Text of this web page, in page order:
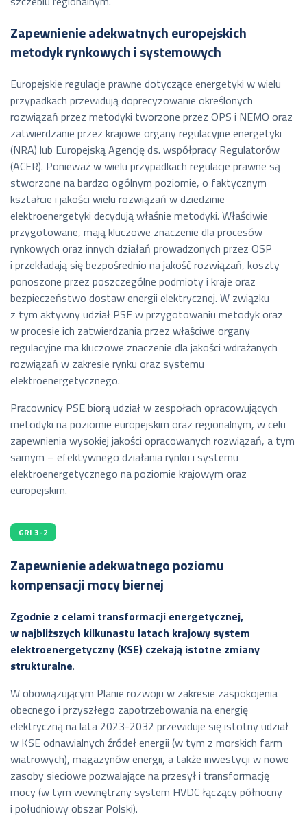
Zapewnienie adekwatnych europejskich
metodyk rynkowych i systemowych
Europejskie regulacje prawne dotyczące energetyki w wielu
przypadkach przewidują doprecyzowanie określonych
rozwiązań przez metodyki tworzone przez OPS i NEMO oraz
zatwierdzanie przez krajowe organy regulacyjne energetyki
(NRA) lub Europejską Agencję ds. współpracy Regulatorów
(ACER). Ponieważ w wielu przypadkach regulacje prawne są
stworzone na bardzo ogólnym poziomie, o faktycznym
kształcie i jakości wielu rozwiązań w dziedzinie
elektroenergetyki decydują właśnie metodyki. Właściwie
przygotowane, mają kluczowe znaczenie dla procesów
rynkowych oraz innych działań prowadzonych przez OSP
i przekładają się bezpośrednio na jakość rozwiązań, koszty
ponoszone przez poszczególne podmioty i kraje oraz
bezpieczeństwo dostaw energii elektrycznej. W związku
z tym aktywny udział PSE w przygotowaniu metodyk oraz
w procesie ich zatwierdzania przez właściwe organy
regulacyjne ma kluczowe znaczenie dla jakości wdrażanych
rozwiązań w zakresie rynku oraz systemu
elektroenergetycznego.
Pracownicy PSE biorą udział w zespołach opracowujących
metodyki na poziomie europejskim oraz regionalnym, w celu
zapewnienia wysokiej jakości opracowanych rozwiązań, a tym
samym – efektywnego działania rynku i systemu
elektroenergetycznego na poziomie krajowym oraz
europejskim.
GRI 3-2
Zapewnienie adekwatnego poziomu
kompensacji mocy biernej
Zgodnie z celami transformacji energetycznej,
w najbliższych kilkunastu latach krajowy system
elektroenergetyczny (KSE) czekają istotne zmiany
strukturalne.
W obowiązującym Planie rozwoju w zakresie zaspokojenia
obecnego i przyszłego zapotrzebowania na energię
elektryczną na lata 2023-2032 przewiduje się istotny udział
w KSE odnawialnych źródeł energii (w tym z morskich farm
wiatrowych), magazynów energii, a także inwestycji w nowe
zasoby sieciowe pozwalające na przesył i transformację
mocy (w tym wewnętrzny system HVDC łączący północny
i południowy obszar Polski).